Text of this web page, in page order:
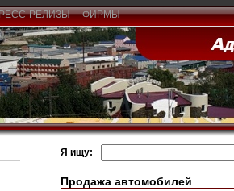
РЕЛИЗЫ ФИРМЫ
Я ищу:
Продажа автомобилей